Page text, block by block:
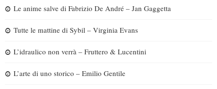
Le anime salve di Fabrizio De André – Jan Gaggetta
Tutte le mattine di Sybil – Virginia Evans
L’idraulico non verrà – Fruttero & Lucentini
L’arte di uno storico – Emilio Gentile